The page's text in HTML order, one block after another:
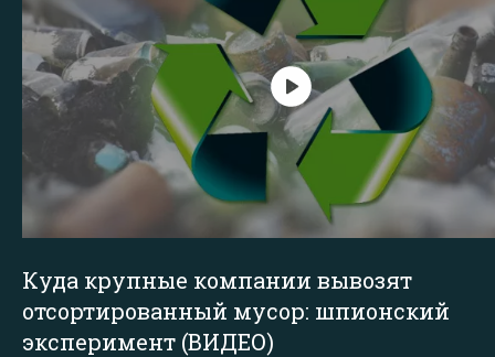
Куда крупные компании вывозят
отсортированный мусор: шпионский
эксперимент (ВИДЕО)